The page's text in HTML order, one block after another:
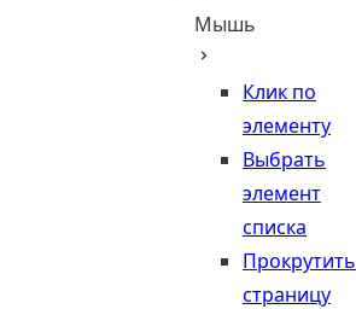
Мышь
Клик по
элементу
Выбрать
элемент
списка
Прокрутить
страницу